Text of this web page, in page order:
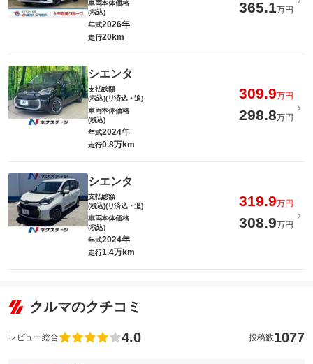
車両本体価格
(税込)
365.1万円
年式2026年
走行20km
シエンタ
支払総額
(税込)(リ済込・追)
309.9万円
車両本体価格
(税込)
298.8万円
年式2024年
走行0.8万km
シエンタ
支払総額
(税込)(リ済込・追)
319.9万円
車両本体価格
(税込)
308.9万円
年式2024年
走行1.4万km
クルマのクチコミ
レビュー総合 4.0 投稿数1077